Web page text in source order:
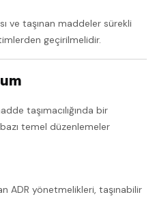
ve taşınan maddeler sürekli
geçirilmelidir.
taşımacılığında bir
temel düzenlemeler
ADR yönetmelikleri, taşınabilir